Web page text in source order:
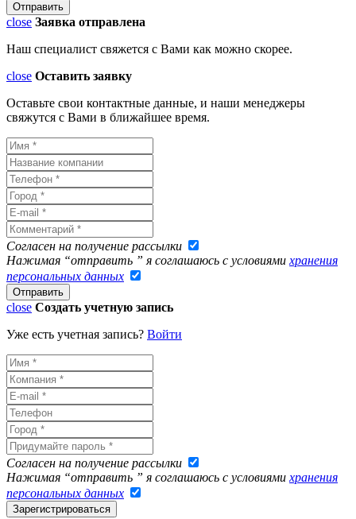
close Заявка отправлена
Наш специалист свяжется с Вами как можно скорее.
close Оставить заявку
Оставьте свои контактные данные, и наши менеджеры
свяжутся с Вами в ближайшее время.
Согласен на получение рассылки
Нажимая “отправить ” я соглашаюсь с условиями хранения
персональных данных
close Создать учетную запись
Уже есть учетная запись? Войти
Согласен на получение рассылки
Нажимая “отправить ” я соглашаюсь с условиями хранения
персональных данных